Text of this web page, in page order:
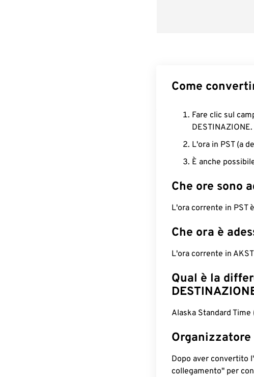
Come
Fare clic sul
DESTINAZIONE.
L'ora in PST (a
È anche
Che ore sono
L'ora corrente in PST
Che ora è
L'ora corrente in
Qual è la
Alaska Standard Time
Organizzatore
Dopo aver convertito
collegamento" per